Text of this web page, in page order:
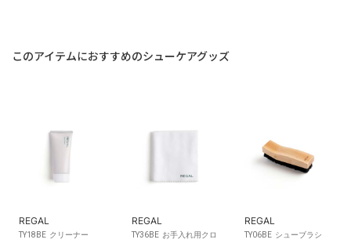
このアイテムにおすすめのシューケアグッズ
REGAL
TY18BE クリーナー
REGAL
TY36BE お手入れ用クロ
REGAL
TY06BE シューブラシ